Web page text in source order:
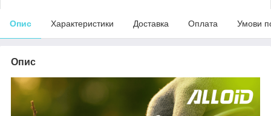
Опис Характеристики Доставка Оплата Умови
Опис